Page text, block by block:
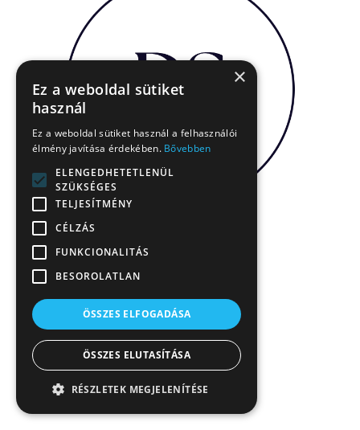
×
Ez a weboldal sütiket
használ
Ez a weboldal sütiket használ a felhasználói
élmény javítása érdekében. Bővebben
ELENGEDHETETLENÜL
SZÜKSÉGES
TELJESÍTMÉNY
CÉLZÁS
FUNKCIONALITÁS
BESOROLATLAN
ÖSSZES ELFOGADÁSA
ÖSSZES ELUTASÍTÁSA
RÉSZLETEK MEGJELENÍTÉSE